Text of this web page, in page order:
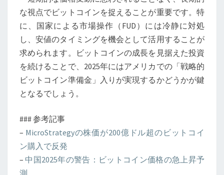
な視点でビットコインを捉えることが重要です。特
に、国家による市場操作（FUD）には冷静に対処
し、安値のタイミングを機会として活用することが
求められます。ビットコインの成長を見据えた投資
を続けることで、2025年にはアメリカでの「戦略的
ビットコイン準備金」入りが実現するかどうかが鍵
となるでしょう。
### 参考記事
– MicroStrategyの株価が200億ドル超のビットコイ
ン購入で反発
– 中国2025年の警告：ビットコイン価格の急上昇予
測